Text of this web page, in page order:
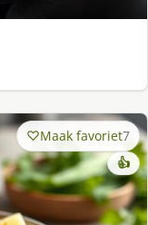
Maak favoriet7
👍